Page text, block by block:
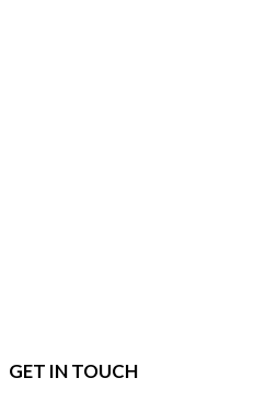
GET IN TOUCH